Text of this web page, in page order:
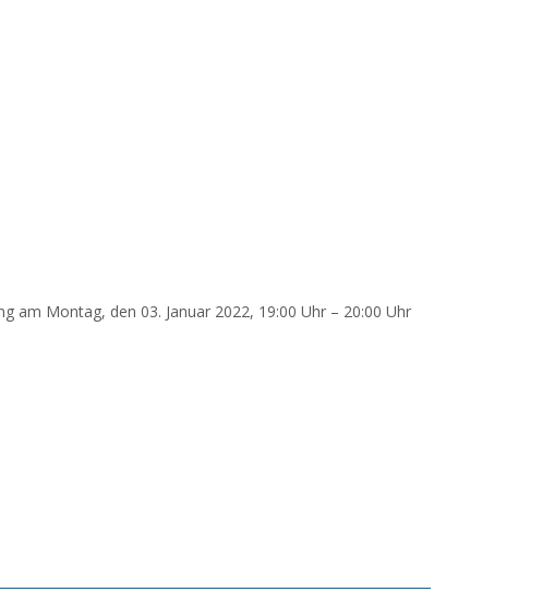
am Montag, den 03. Januar 2022, 19:00 Uhr – 20:00 Uhr